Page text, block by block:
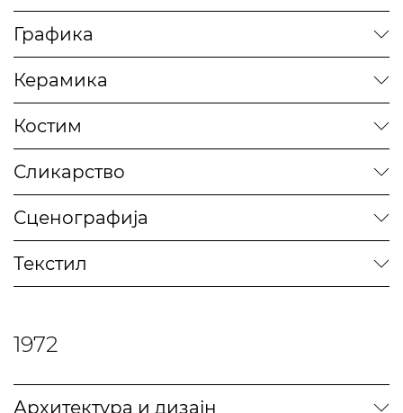
Графика
Керамика
Костим
Сликарство
Сценографија
Текстил
1972
Архитектура и дизајн